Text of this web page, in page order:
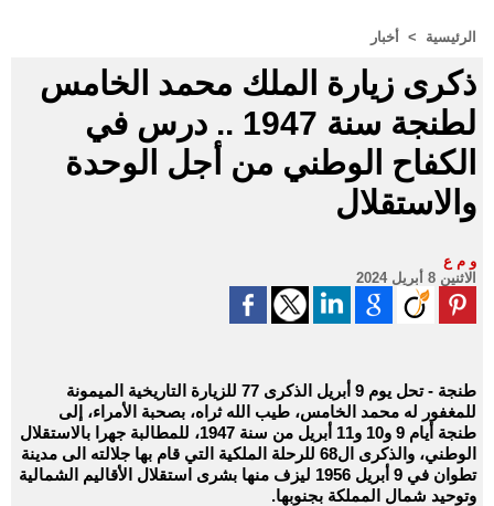
الرئيسية > أخبار
ذكرى زيارة الملك محمد الخامس
لطنجة سنة 1947 .. درس في
الكفاح الوطني من أجل الوحدة
والاستقلال
و م ع
الاثنين 8 أبريل 2024
طنجة - تحل يوم 9 أبريل الذكرى 77 للزيارة التاريخية الميمونة
للمغفور له محمد الخامس، طيب الله ثراه، بصحبة الأمراء، إلى
طنجة أيام 9 و10 و11 أبريل من سنة 1947، للمطالبة جهرا بالاستقلال
الوطني، والذكرى ال68 للرحلة الملكية التي قام بها جلالته الى مدينة
تطوان في 9 أبريل 1956 ليزف منها بشرى استقلال الأقاليم الشمالية
وتوحيد شمال المملكة بجنوبها.